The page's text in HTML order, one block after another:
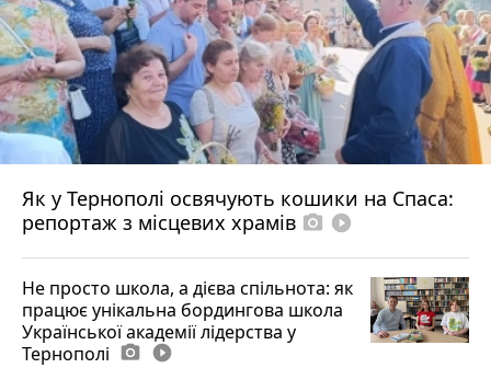
Як у Тернополі освячують кошики на Спаса:
репортаж з місцевих храмів photo_camera play_circle_filled
Не просто школа, а дієва спільнота: як
працює унікальна бордингова школа
Української академії лідерства у
Тернополі photo_camera play_circle_filled